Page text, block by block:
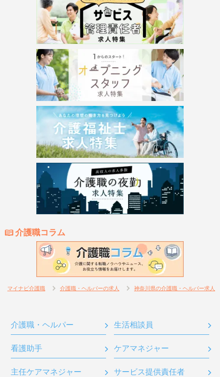
介護職コラム
マイナビ介護職 介護職・ヘルパーの求人 神奈川県の介護職・ヘルパー求人
介護職・ヘルパー 生活相談員
看護助手 ケアマネジャー
主任ケアマネジャー サービス提供責任者